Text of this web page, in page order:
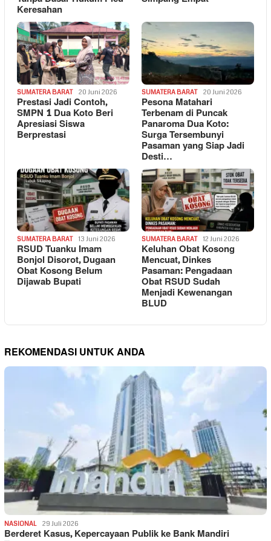
Keresahan
SUMATERA BARAT 20 Juni 2026
Prestasi Jadi Contoh,
SMPN 1 Dua Koto Beri
Apresiasi Siswa
Berprestasi
SUMATERA BARAT 20 Juni 2026
Pesona Matahari
Terbenam di Puncak
Panaroma Dua Koto:
Surga Tersembunyi
Pasaman yang Siap Jadi
Desti…
SUMATERA BARAT 13 Juni 2026
RSUD Tuanku Imam
Bonjol Disorot, Dugaan
Obat Kosong Belum
Dijawab Bupati
SUMATERA BARAT 12 Juni 2026
Keluhan Obat Kosong
Mencuat, Dinkes
Pasaman: Pengadaan
Obat RSUD Sudah
Menjadi Kewenangan
BLUD
REKOMENDASI UNTUK ANDA
NASIONAL 29 Juli 2026
Berderet Kasus, Kepercayaan Publik ke Bank Mandiri